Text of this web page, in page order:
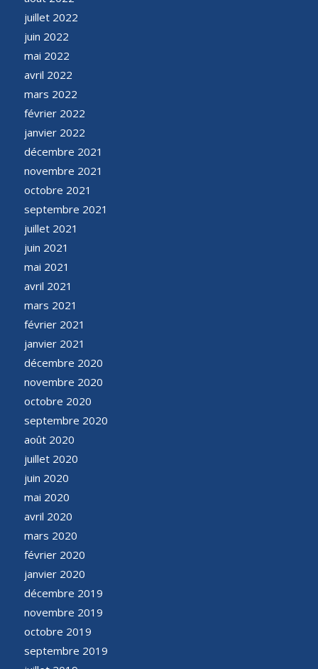
juillet 2022
juin 2022
mai 2022
avril 2022
mars 2022
février 2022
janvier 2022
décembre 2021
novembre 2021
octobre 2021
septembre 2021
juillet 2021
juin 2021
mai 2021
avril 2021
mars 2021
février 2021
janvier 2021
décembre 2020
novembre 2020
octobre 2020
septembre 2020
août 2020
juillet 2020
juin 2020
mai 2020
avril 2020
mars 2020
février 2020
janvier 2020
décembre 2019
novembre 2019
octobre 2019
septembre 2019